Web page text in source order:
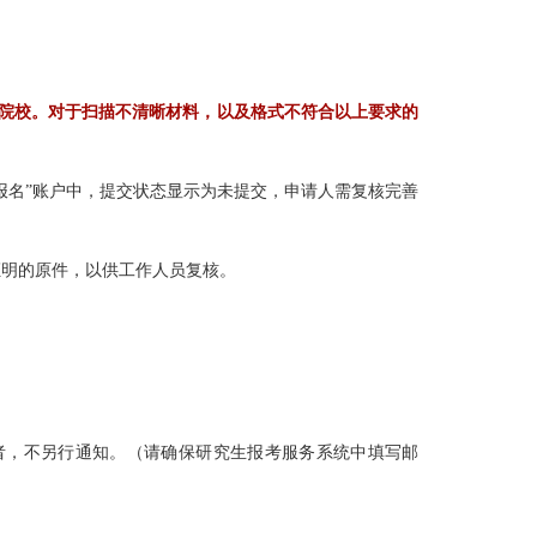
校。对于扫描不清晰材料，以及格式不符合以上要求的
”账户中，提交状态显示为未提交，申请人需复核完善
的原件，以供工作人员复核。
不另行通知。（请确保研究生报考服务系统中填写邮